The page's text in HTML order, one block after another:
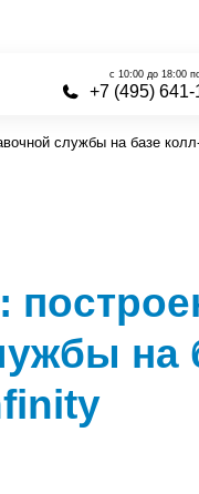
с 10:00 до 18:00
+7 (495) 641-
службы на базе
на